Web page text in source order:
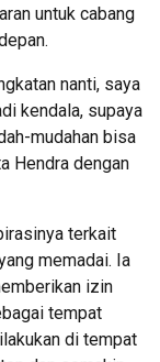
untuk cabang
nanti, saya
kendala, supaya
mudahan bisa
Hendra dengan
terkait
memadai. Ia
izin
tempat
di tempat